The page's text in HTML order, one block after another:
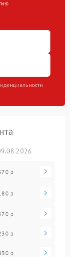
р
р
р
р
р